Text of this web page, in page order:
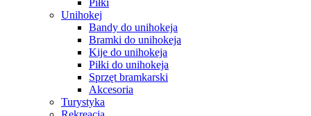
Piłki
Unihokej
Bandy do unihokeja
Bramki do unihokeja
Kije do unihokeja
Piłki do unihokeja
Sprzęt bramkarski
Akcesoria
Turystyka